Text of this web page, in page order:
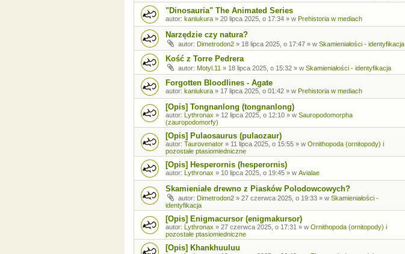
"Dinosauria" The Animated Series
autor: kaniukura » 20 lipca 2025, o 17:34 » w Prehistoria w mediach
Narzędzie czy natura?
autor: Dimetrodon2 » 18 lipca 2025, o 17:47 » w Skamieniałości - identyfikacja
Kość z Torre Pedrera
autor: Motyl.11 » 18 lipca 2025, o 15:32 » w Skamieniałości - identyfikacja
Forgotten Bloodlines - Agate
autor: kaniukura » 17 lipca 2025, o 01:42 » w Prehistoria w mediach
[Opis] Tongnanlong (tongnanlong)
autor: Lythronax » 12 lipca 2025, o 12:10 » w Sauropodomorpha
(zauropodomorfy)
[Opis] Pulaosaurus (pulaozaur)
autor: Taurovenator » 11 lipca 2025, o 15:55 » w Ornithopoda (ornitopody) i
pozostałe ptasiomiedniczne
[Opis] Hesperornis (hesperornis)
autor: Lythronax » 10 lipca 2025, o 19:45 » w Avialae
Skamieniałe drewno z Piasków Polodowcowych?
autor: Dimetrodon2 » 27 czerwca 2025, o 19:33 » w Skamieniałości -
identyfikacja
[Opis] Enigmacursor (enigmakursor)
autor: Lythronax » 27 czerwca 2025, o 17:31 » w Ornithopoda (ornitopody) i
pozostałe ptasiomiedniczne
[Opis] Khankhuuluu